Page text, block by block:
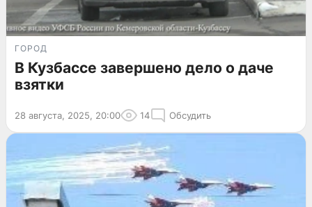
ГОРОД
В Кузбассе завершено дело о даче
взятки
28 августа, 2025, 20:00 14 Обсудить